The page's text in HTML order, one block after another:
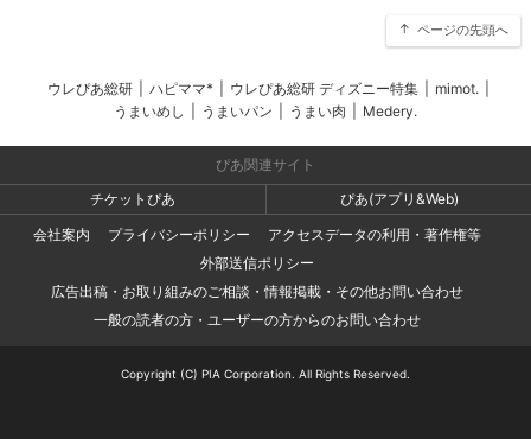
ページの先頭へ
ウレぴあ総研 ハピママ* ウレぴあ総研 ディズニー特集 mimot.
うまいめし
うまいパン うまい肉 Medery.
ぴあ関連サイト
チケットぴあ
ぴあ(アプリ&Web)
会社案内
プライバシーポリシー
アクセスデータの利用・著作権等
外部送信ポリシー
広告出稿・お取り組みのご相談・情報掲載・その他お問い合わせ
一般の読者の方・ユーザーの方からのお問い合わせ
Copyright (C) PIA Corporation. All Rights Reserved.